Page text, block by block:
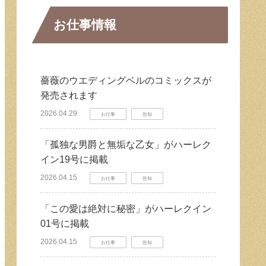
お仕事情報
薔薇のウエディングベルのコミックスが
発売されます
2026.04.29 お仕事 告知
「孤独な男爵と無垢な乙女」がハーレク
イン19号に掲載
2026.04.15 お仕事 告知
「この愛は絶対に秘密」がハーレクイン
01号に掲載
2026.04.15 お仕事 告知